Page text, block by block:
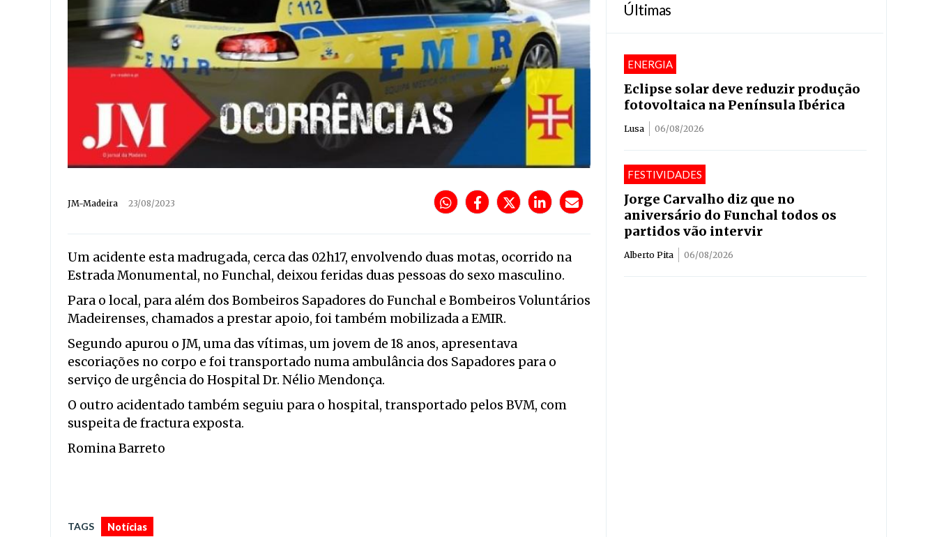
JM-Madeira 23/08/2023
Um acidente esta madrugada, cerca das 02h17, envolvendo duas motas, ocorrido na
Estrada Monumental, no Funchal, deixou feridas duas pessoas do sexo masculino.
Para o local, para além dos Bombeiros Sapadores do Funchal e Bombeiros Voluntários
Madeirenses, chamados a prestar apoio, foi também mobilizada a EMIR.
Segundo apurou o JM, uma das vítimas, um jovem de 18 anos, apresentava
escoriações no corpo e foi transportado numa ambulância dos Sapadores para o
serviço de urgência do Hospital Dr. Nélio Mendonça.
O outro acidentado também seguiu para o hospital, transportado pelos BVM, com
suspeita de fractura exposta.
Romina Barreto
TAGS Notícias
Últimas
ENERGIA
Eclipse solar deve reduzir produção
fotovoltaica na Península Ibérica
Lusa 06/08/2026
FESTIVIDADES
Jorge Carvalho diz que no
aniversário do Funchal todos os
partidos vão intervir
Alberto Pita 06/08/2026